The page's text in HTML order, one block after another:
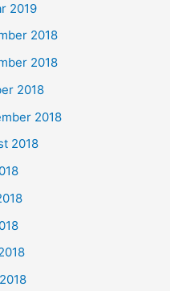
2019
2018
2018
2018
2018
2018